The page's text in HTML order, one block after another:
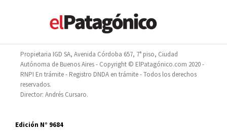
Propietaria IGD SA, Avenida Córdoba 657, 7° piso, Ciudad
Autónoma de Buenos Aires - Copyright © ElPatagónico.com 2020 -
RNPI En trámite - Registro DNDA en trámite - Todos los derechos
reservados.
Director: Andrés Cursaro.
Edición N° 9684